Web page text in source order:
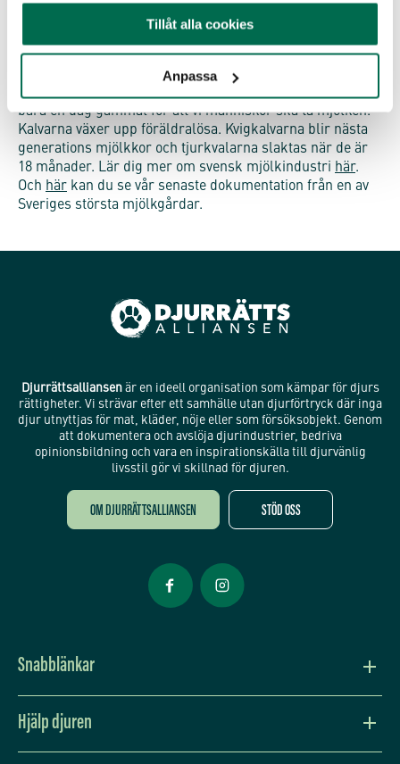
Tillåt alla cookies
Anpassa
Många känner inte till att kor bara producerar mjölk om
mat till en nyfödd unge. Inom mjölkindustrin insemineras
korna varje år för att föda en kalv, detta för att hålla
mjölkproduktionen hög. Den nyfödda kalven tas från kon
bara en dag gammal för att vi människor ska ta mjölken.
Kalvarna växer upp föräldralösa. Kvigkalvarna blir nästa
generations mjölkkor och tjurkvalarna slaktas när de är
18 månader. Lär dig mer om svensk mjölkindustri här.
Och här kan du se vår senaste dokumentation från en av
Sveriges största mjölkgårdar.
Djurrättsalliansenär en ideell organisation som kämpar för djurs
rättigheter. Vi strävar efter ett samhälle utan djurförtryck där inga
djur utnyttjas för mat, kläder, nöje eller som försöksobjekt. Genom
att dokumentera och avslöja djurindustrier, bedriva
opinionsbildning och vara en inspirationskälla till djurvänlig
livsstil gör vi skillnad för djuren.
OM DJURRÄTTSALLIANSEN STÖD OSS
Öppnas i nytt fönster
Snabblänkar
Vision och värdegrund
Hjälp djuren